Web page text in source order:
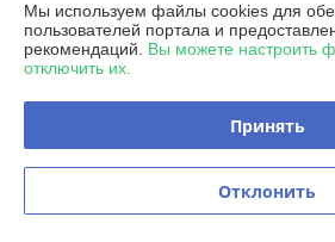
Юридическое лицо:ООО«ЭКСАЙТ»
223043 Минский р-н,Папернянский с/с,
А-1бл,пом.12.
Регистрационный номер ЕГР: 100348586
Регистрационный орган: 1
Дата регистрации компании: 04.11.1992
Мы используем файлы cookies для
пользователей портала и
рекомендаций. Вы можете настроить
отключить их.
Принять
Отклонить